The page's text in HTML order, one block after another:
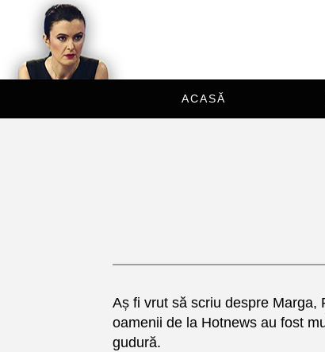
ACASĂ
Aș fi vrut să scriu despre Marga,
oamenii de la Hotnews au fost
gudură.